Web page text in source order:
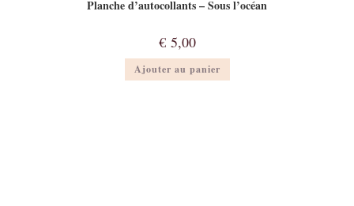
Planche d’autocollants – Sous l’océan
€5,00
Ajouter au panier